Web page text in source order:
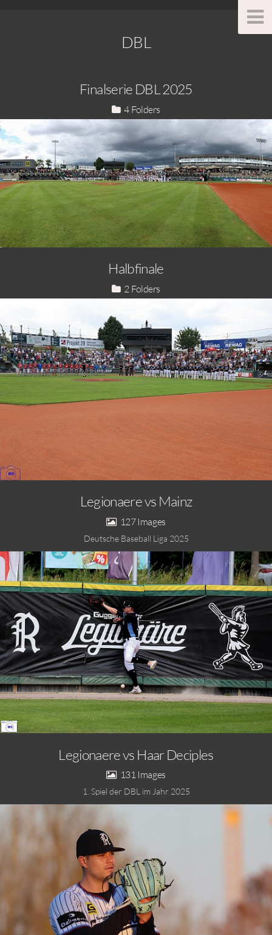
DBL
Finalserie DBL 2025
4
Halbfinale
2
Legionaere vs Mainz
127
Deutsche Baseball Liga 2025
Legionaere vs Haar Deciples
131
1. Spiel der DBL im Jahr 2025